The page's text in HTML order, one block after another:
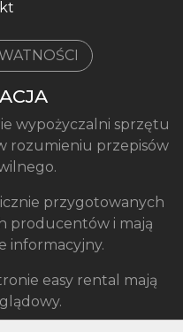
wypożyczalni sprzętu
rozumieniu przepisów
przygotowanych
producentów i mają
informacyjny.
easy rental mają